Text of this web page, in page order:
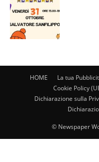
HOME La tua
Cookie Policy
Dichiarazione sulla
© Newspaper